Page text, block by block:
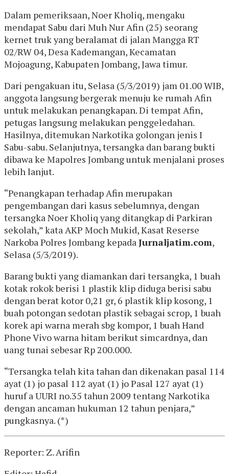
Dalam pemeriksaan, Noer Kholiq, mengaku
mendapat Sabu dari Muh Nur Afin (25) seorang
kernet truk yang beralamat di jalan Mangga RT
02/RW 04, Desa Kademangan, Kecamatan
Mojoagung, Kabupaten Jombang, Jawa timur.
Dari pengakuan itu, Selasa (5/3/2019) jam 01.00 WIB,
anggota langsung bergerak menuju ke rumah Afin
untuk melakukan penangkapan. Di tempat Afin,
petugas langsung melakukan penggeledahan.
Hasilnya, ditemukan Narkotika golongan jenis I
Sabu-sabu. Selanjutnya, tersangka dan barang bukti
dibawa ke Mapolres Jombang untuk menjalani proses
lebih lanjut.
“Penangkapan terhadap Afin merupakan
pengembangan dari kasus sebelumnya, dengan
tersangka Noer Kholiq yang ditangkap di Parkiran
sekolah,” kata AKP Moch Mukid, Kasat Reserse
Narkoba Polres Jombang kepada Jurnaljatim.com,
Selasa (5/3/2019).
Barang bukti yang diamankan dari tersangka, 1 buah
kotak rokok berisi 1 plastik klip diduga berisi sabu
dengan berat kotor 0,21 gr, 6 plastik klip kosong, 1
buah potongan sedotan plastik sebagai scrop, 1 buah
korek api warna merah sbg kompor, 1 buah Hand
Phone Vivo warna hitam berikut simcardnya, dan
uang tunai sebesar Rp 200.000.
“Tersangka telah kita tahan dan dikenakan pasal 114
ayat (1) jo pasal 112 ayat (1) jo Pasal 127 ayat (1)
huruf a UURI no.35 tahun 2009 tentang Narkotika
dengan ancaman hukuman 12 tahun penjara,”
pungkasnya. (*)
Reporter: Z. Arifin